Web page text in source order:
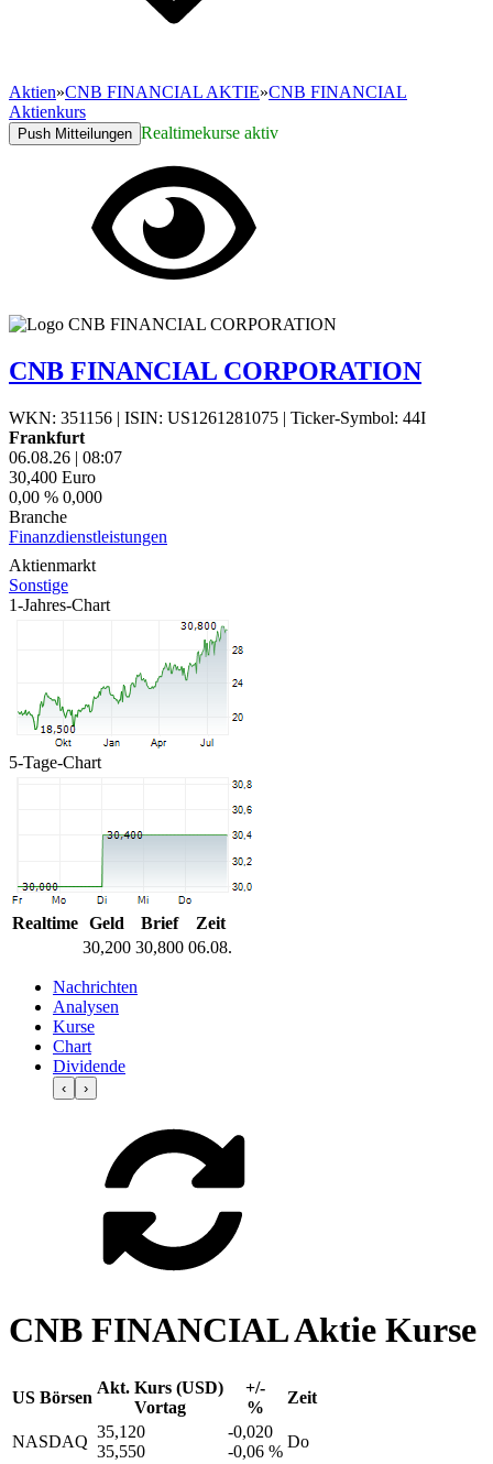
Aktien»CNB FINANCIAL AKTIE»CNB FINANCIAL
Aktienkurs
Push Mitteilungen Realtimekurse aktiv
CNB FINANCIAL CORPORATION
WKN: 351156 | ISIN: US1261281075 | Ticker-Symbol: 44I
Frankfurt
06.08.26 | 08:07
30,400 Euro
0,00 % 0,000
Branche
Finanzdienstleistungen
Aktienmarkt
Sonstige
1-Jahres-Chart
5-Tage-Chart
Realtime Geld Brief
Zeit
30,200 30,800 06.08.
Nachrichten
Analysen
Kurse
Chart
Dividende
‹ ›
CNB FINANCIAL Aktie Kurse
US Börsen
Akt. Kurs (USD)
Vortag
+/-
%
Zeit
NASDAQ
35,120
35,550
-0,020
-0,06 %
Do